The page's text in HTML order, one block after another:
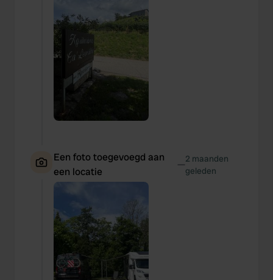
our social media, advertising and analytics partners who
may combine it with other information that you’ve
provided to them or that they’ve collected from your use
of their services.
Een foto toegevoegd aan
een locatie
—2 maanden
geleden